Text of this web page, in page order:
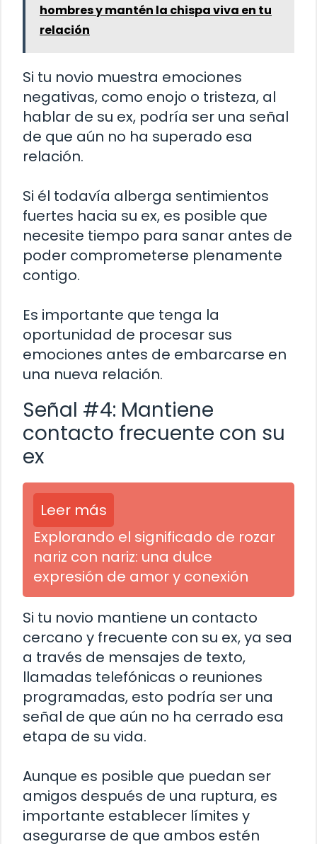
hombres y mantén la chispa viva en tu
relación
Si tu novio muestra emociones
negativas, como enojo o tristeza, al
hablar de su ex, podría ser una señal
de que aún no ha superado esa
relación.
Si él todavía alberga sentimientos
fuertes hacia su ex, es posible que
necesite tiempo para sanar antes de
poder comprometerse plenamente
contigo.
Es importante que tenga la
oportunidad de procesar sus
emociones antes de embarcarse en
una nueva relación.
Señal #4: Mantiene
contacto frecuente con su
ex
Leer más
Explorando el significado de rozar
nariz con nariz: una dulce
expresión de amor y conexión
Si tu novio mantiene un contacto
cercano y frecuente con su ex, ya sea
a través de mensajes de texto,
llamadas telefónicas o reuniones
programadas, esto podría ser una
señal de que aún no ha cerrado esa
etapa de su vida.
Aunque es posible que puedan ser
amigos después de una ruptura, es
importante establecer límites y
asegurarse de que ambos estén